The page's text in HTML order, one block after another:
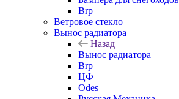
Brp
Ветровое стекло
Вынос радиатора
Назад
Вынос радиатора
Brp
ЦФ
Odes